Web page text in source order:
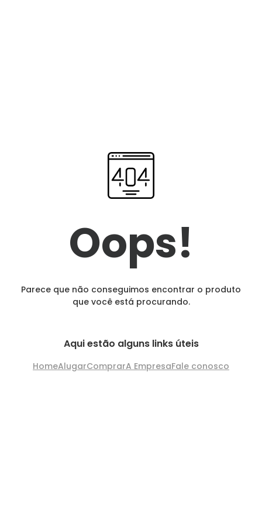
Oops!
Parece que não conseguimos encontrar o produto
que você está procurando.
Aqui estão alguns links úteis
HomeAlugarComprarA EmpresaFale conosco